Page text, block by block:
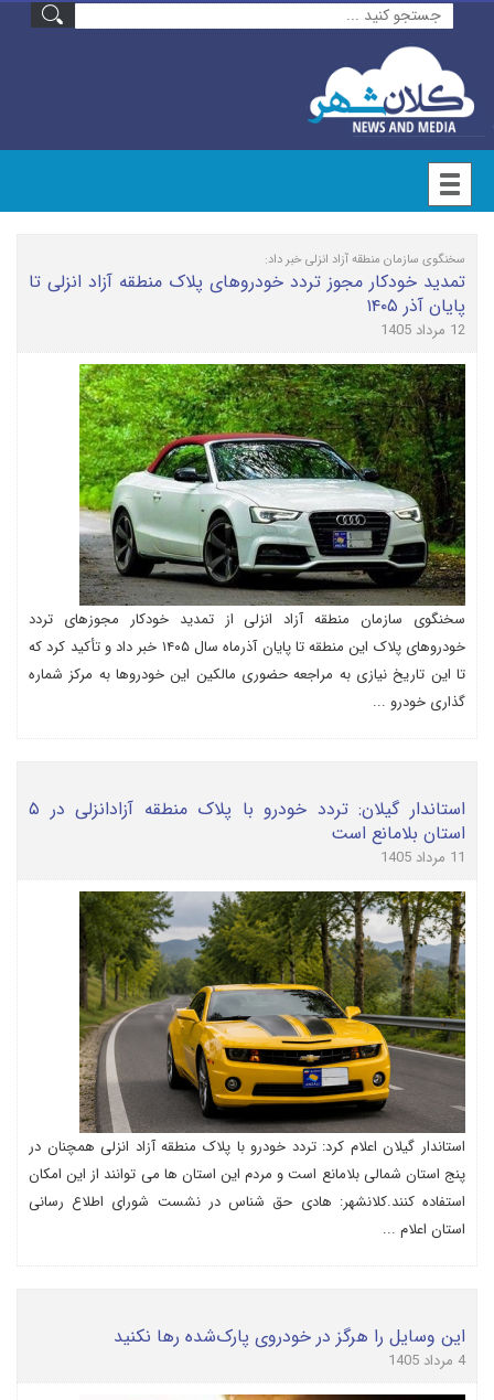
سخنگوی سازمان منطقه آزاد انزلی خبر داد:
تمدید خودکار مجوز تردد خودروهای پلاک منطقه آزاد انزلی تا
پایان آذر ۱۴۰۵
12 مرداد 1405
سخنگوی سازمان منطقه آزاد انزلی از تمدید خودکار مجوزهای تردد
خودروهای پلاک این منطقه تا پایان آذرماه سال ۱۴۰۵ خبر داد و تأکید کرد که
تا این تاریخ نیازی به مراجعه حضوری مالکین این خودروها به مرکز شماره
گذاری خودرو ...
استاندار گیلان: تردد خودرو با پلاک منطقه آزادانزلی در ۵
استان بلامانع است
11 مرداد 1405
استاندار گیلان اعلام کرد: تردد خودرو با پلاک منطقه آزاد انزلی همچنان در
پنج استان شمالی بلامانع است و مردم این استان ها می توانند از این امکان
استفاده کنند.کلانشهر: هادی حق شناس در نشست شورای اطلاع رسانی
استان اعلام ...
این وسایل را هرگز در خودروی پارک‌شده رها نکنید
4 مرداد 1405